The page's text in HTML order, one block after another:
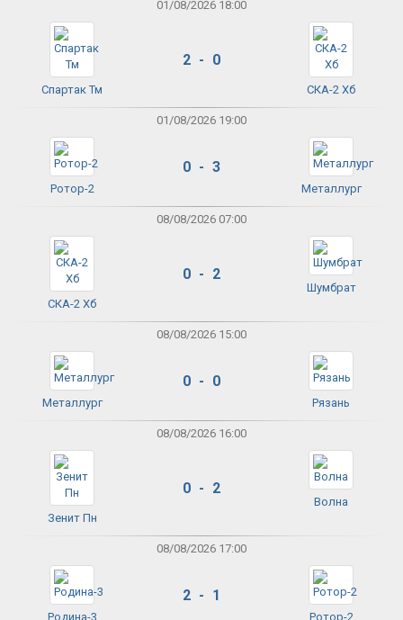
01/08/2026 18:00
Спартак Тм
2 - 0
СКА-2 Хб
01/08/2026 19:00
Ротор-2
0 - 3
Металлург
08/08/2026 07:00
СКА-2 Хб
0 - 2
Шумбрат
08/08/2026 15:00
Металлург
0 - 0
Рязань
08/08/2026 16:00
Зенит Пн
0 - 2
Волна
08/08/2026 17:00
Родина-3
2 - 1
Ротор-2